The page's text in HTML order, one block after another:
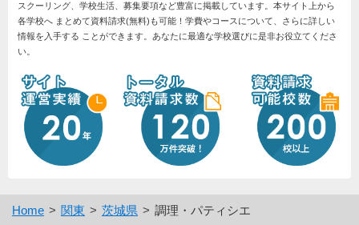
スクーリング、学校生活、募集要項など豊富に掲載しています。本サイト上から
各学校へ まとめて資料請求(無料)も可能！学費やコースについて、さらに詳しい
情報を入手する ことができます。あなたに最適な学校選びに是非お役立てくださ
い。
Home 関東 茨城県 調理・パティシエ